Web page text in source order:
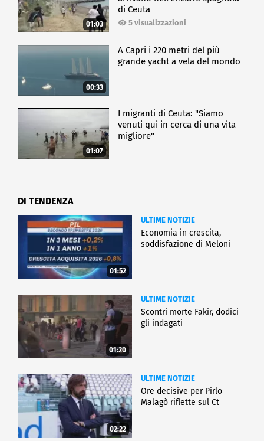
01:03
di Ceuta
5 visualizzazioni
00:33
A Capri i 220 metri del più
grande yacht a vela del mondo
01:07
I migranti di Ceuta: "Siamo
venuti qui in cerca di una vita
migliore"
DI TENDENZA
01:52
ULTIME NOTIZIE
Economia in crescita,
soddisfazione di Meloni
01:20
ULTIME NOTIZIE
Scontri morte Fakir, dodici
gli indagati
02:22
ULTIME NOTIZIE
Ore decisive per Pirlo
Malagò riflette sul Ct